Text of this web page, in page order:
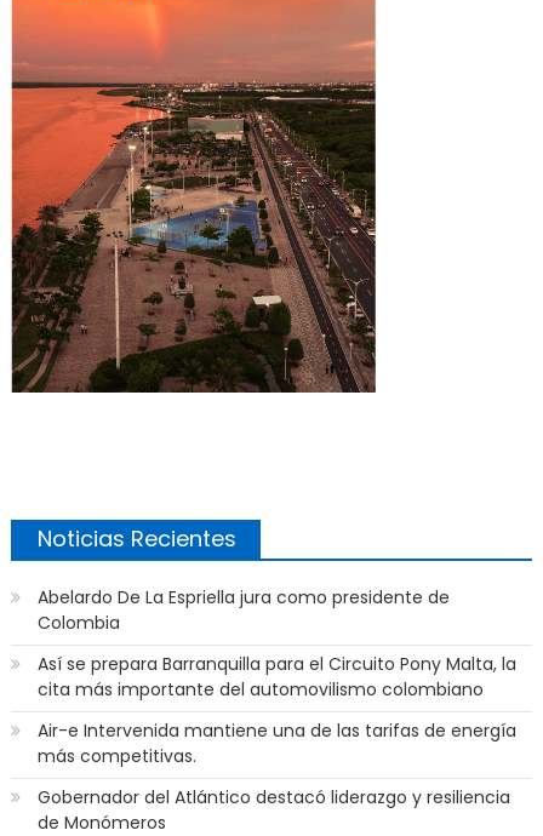
Noticias Recientes
Abelardo De La Espriella jura como presidente de
Colombia
Así se prepara Barranquilla para el Circuito Pony Malta, la
cita más importante del automovilismo colombiano
Air-e Intervenida mantiene una de las tarifas de energía
más competitivas.
Gobernador del Atlántico destacó liderazgo y resiliencia
de Monómeros